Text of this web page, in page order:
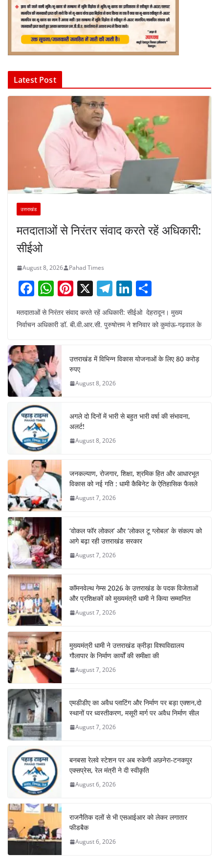
Latest Post
उत्तराखंड
मतदाताओं से निरंतर संवाद करते रहें अधिकारी:
सीईओ
August 8, 2026 Pahad Times
F
a
c
b
o
o
k
W
h
at
A
p
p
Pi
er
X T
el
e
a
m
Li
n
k
dI
n
ar
मतदाताओं से निरंतर संवाद करते रहें अधिकारी: सीईओ देहरादून। मुख्य
निर्वाचन अधिकारी डॉ. बी.वी.आर.सी. पुरुषोत्तम ने शनिवार को कुमांऊ-गढ़वाल के
उत्तराखंड में विभिन्न विकास योजनाओं के लिए 80 करोड़
रुपए
August 8, 2026
अगले दो दिनों में भारी से बहुत भारी वर्षा की संभावना,
अलर्ट!
August 8, 2026
जनकल्याण, रोजगार, शिक्षा, श्रमिक हित और आधारभूत
विकास को नई गति : धामी कैबिनेट के ऐतिहासिक फैसले
August 7, 2026
‘वोकल फॉर लोकल’ और ‘लोकल टू ग्लोबल’ के संकल्प को
आगे बढ़ा रही उत्तराखंड सरकार
August 7, 2026
कॉमनवेल्थ गेम्स 2026 के उत्तराखंड के पदक विजेताओं
और प्रशिक्षकों को मुख्यमंत्री धामी ने किया सम्मानित
August 7, 2026
मुख्यमंत्री धामी ने उत्तराखंड क्रीड़ा विश्वविद्यालय
गौलापार के निर्माण कार्यों की समीक्षा की
August 7, 2026
एमडीडीए का अवैध प्लाटिंग और निर्माण पर बड़ा एक्शन,दो
स्थानों पर ध्वस्तीकरण, मसूरी मार्ग पर अवैध निर्माण सील
August 7, 2026
बनबसा रेलवे स्टेशन पर अब रुकेगी अछनेरा-टनकपुर
एक्सप्रेस, रेल मंत्री ने दी स्वीकृति
August 6, 2026
राजनैतिक दलों से भी एसआईआर को लेकर लगातार
फीडबैक
August 6, 2026